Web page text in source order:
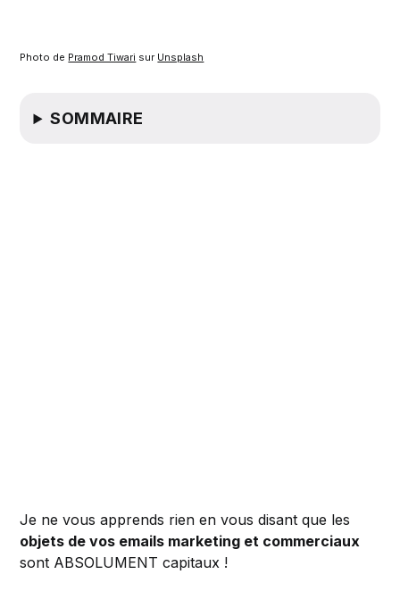
Photo de Pramod Tiwari sur Unsplash
SOMMAIRE
Je ne vous apprends rien en vous disant que les
objets de vos emails marketing et commerciaux
sont ABSOLUMENT capitaux !